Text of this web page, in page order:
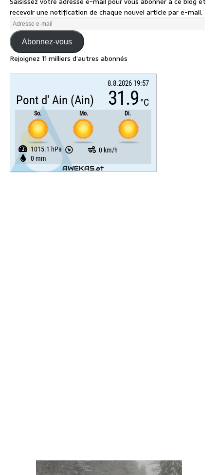
recevoir une notification de chaque nouvel article par e-mail.
Abonnez-vous
Rejoignez 11 milliers d’autres abonnés